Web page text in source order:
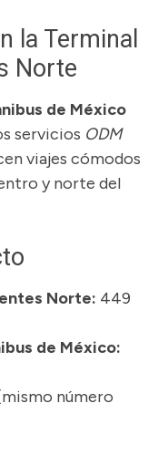
la Terminal
Norte
de México
servicios ODM
viajes cómodos
y norte del
Norte: 449
de México:
número